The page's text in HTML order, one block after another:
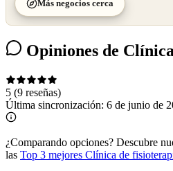
Más negocios cerca
Opiniones de
5 (9 reseñas)
Última sincronización: 6 de junio de
¿Comparando opciones? Descubre
las Top 3 mejores Clínica de